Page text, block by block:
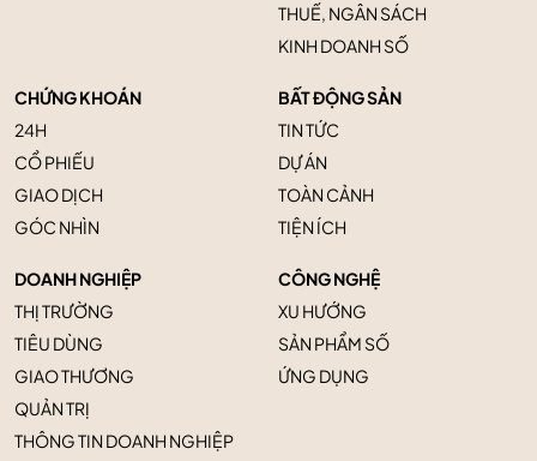
THUẾ, NGÂN SÁCH
KINH DOANH SỐ
CHỨNG KHOÁN
24H
CỔ PHIẾU
GIAO DỊCH
GÓC NHÌN
BẤT ĐỘNG SẢN
TIN TỨC
DỰ ÁN
TOÀN CẢNH
TIỆN ÍCH
DOANH NGHIỆP
THỊ TRƯỜNG
TIÊU DÙNG
GIAO THƯƠNG
QUẢN TRỊ
THÔNG TIN DOANH NGHIỆP
CÔNG NGHỆ
XU HƯỚNG
SẢN PHẨM SỐ
ỨNG DỤNG